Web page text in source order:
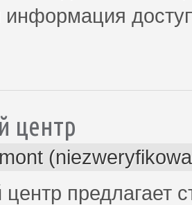
информация
центр
предлагает